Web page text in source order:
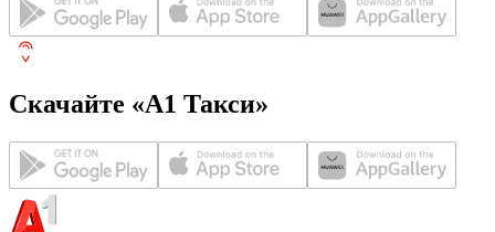
Скачайте «А1 Такси»